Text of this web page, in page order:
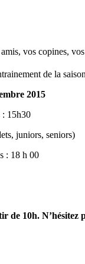
amis, vos
de la
2015
: 15h30
juniors, seniors)
: 18 h 00
de 10h. N’hésitez